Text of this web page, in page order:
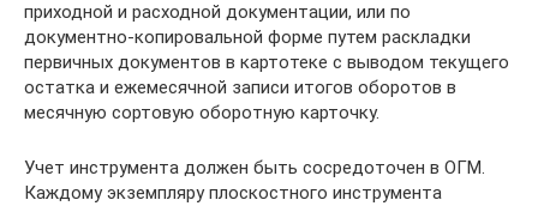
приходной и расходной документации, или по
документно-копировальной форме путем раскладки
первичных документов в картотеке с выводом текущего
остатка и ежемесячной записи итогов оборотов в
месячную сортовую оборотную карточку.
Учет инструмента должен быть сосредоточен в ОГМ.
Каждому экземпляру плоскостного инструмента